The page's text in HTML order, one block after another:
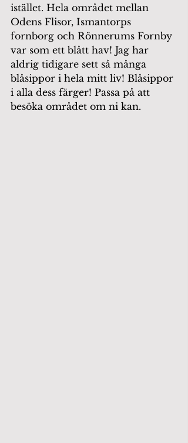
istället. Hela området mellan
Odens Flisor, Ismantorps
fornborg och Rönnerums Fornby
var som ett blått hav! Jag har
aldrig tidigare sett så många
blåsippor i hela mitt liv! Blåsippor
i alla dess färger! Passa på att
besöka området om ni kan.